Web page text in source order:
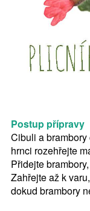
Postup přípravy
Cibuli a
hrnci rozehřejte
Přidejte
Zahřejte až k
dokud brambory